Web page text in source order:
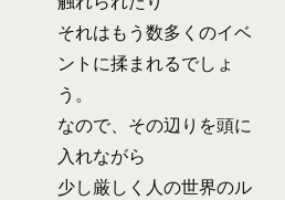
それはもう数多くのイベ
ントに揉まれるでしょ
う。
なので、その辺りを頭に
入れながら
少し厳しく人の世界のル